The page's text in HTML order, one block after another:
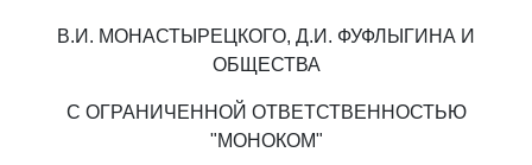
В.И. МОНАСТЫРЕЦКОГО, Д.И. ФУФЛЫГИНА И
ОБЩЕСТВА
С ОГРАНИЧЕННОЙ ОТВЕТСТВЕННОСТЬЮ
"МОНОКОМ"